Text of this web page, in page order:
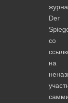
Der
со
на